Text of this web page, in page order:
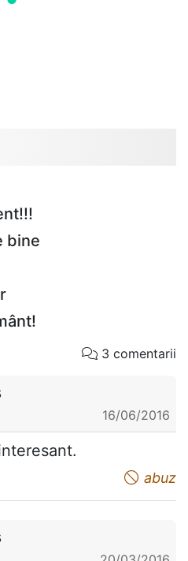
bine
3 comentarii
16/06/2016
appreciate abuz